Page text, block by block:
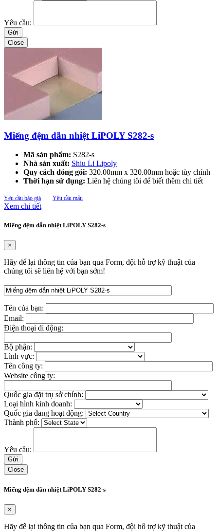
Yêu cầu:
Close
Miếng đệm dẫn nhiệt LiPOLY S282-s
Mã sản phẩm: S282-s
Nhà sản xuất: Shiu Li Lipoly
Quy cách đóng gói: 320.00mm x 320.00mm hoặc tùy chỉnh
Thời hạn sử dụng: Liên hệ chúng tôi để biết thêm chi tiết
Yêu cầu báo giá Yêu cầu mẫu
Xem chi tiết
Miếng đệm dẫn nhiệt LiPOLY S282-s
×
Hãy để lại thông tin của bạn qua Form, đội hỗ trợ kỹ thuật của
chúng tôi sẽ liên hệ với bạn sớm!
Tên của bạn:
Email:
Điện thoại di động:
Bộ phận:
Lĩnh vực:
Tên công ty:
Website công ty:
Quốc gia đặt trụ sở chính:
Loại hình kinh doanh:
Quốc gia đang hoạt động:
Thành phố:
Yêu cầu:
Close
Miếng đệm dẫn nhiệt LiPOLY S282-s
×
Hãy để lại thông tin của bạn qua Form, đội hỗ trợ kỹ thuật của